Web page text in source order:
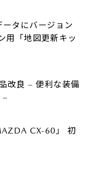
タにバージョン
用「地図更新キッ
改良 – 便利な装備
–
CX-60」 初